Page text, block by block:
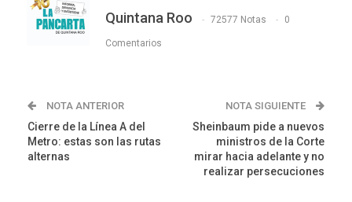
Quintana Roo
72577 Notas 0
Comentarios
NOTA ANTERIOR
Cierre de la Línea A del
Metro: estas son las rutas
alternas
NOTA SIGUIENTE
Sheinbaum pide a nuevos
ministros de la Corte
mirar hacia adelante y no
realizar persecuciones